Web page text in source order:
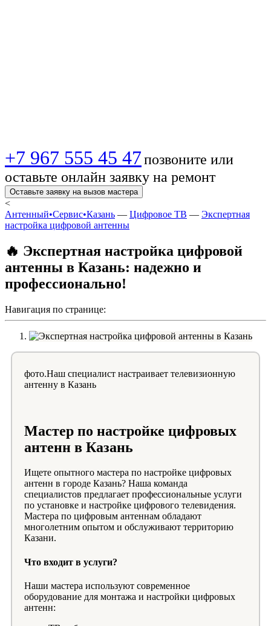
+7 967 555 45 47позвоните или
оставьте онлайн заявку на ремонт
Оставьте заявку на вызов мастера
<
Антенный•Сервис•Казань — Цифровое ТВ — Экспертная
настройка цифровой антенны
🔥 Экспертная настройка цифровой
антенны в Казань: надежно и
профессионально!
Навигация по странице:
фото.Наш специалист настраивает телевизионную
антенну в Казань
Мастер по настройке цифровых
антенн в Казань
Ищете опытного мастера по настройке цифровых
антенн в городе Казань? Наша команда
специалистов предлагает профессиональные услуги
по установке и настройке цифрового телевидения.
Мастера по цифровым антеннам обладают
многолетним опытом и обслуживают территорию
Казани.
Что входит в услуги?
Наши мастера используют современное
оборудование для монтажа и настройки цифровых
антенн: